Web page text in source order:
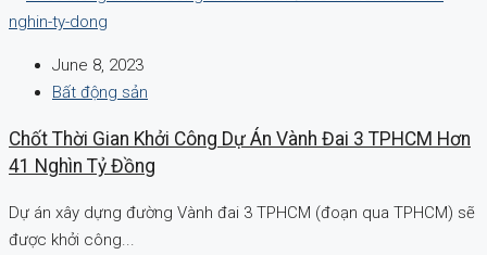
June 8, 2023
Bất động sản
Chốt Thời Gian Khởi Công Dự Án Vành Đai 3 TPHCM Hơn
41 Nghìn Tỷ Đồng
Dự án xây dựng đường Vành đai 3 TPHCM (đoạn qua TPHCM) sẽ
được khởi công...